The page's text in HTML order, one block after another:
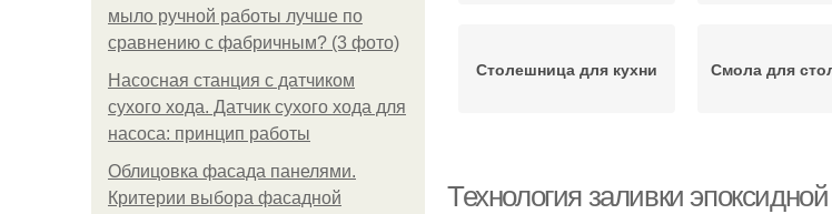
мыло ручной работы лучше по
сравнению с фабричным? (3 фото)
Насосная станция с датчиком
сухого хода. Датчик сухого хода для
насоса: принцип работы
Облицовка фасада панелями.
Критерии выбора фасадной
Столешница для кухни Смола для
Технология заливки